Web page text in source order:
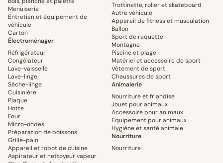
Menuiserie
Entretien et équipement de
véhicule
Carton
Électroménager
Réfrigérateur
Congélateur
Lave-vaisselle
Lave-linge
Sèche-linge
Cuisinière
Plaque
Hotte
Four
Micro-ondes
Préparation de boissons
Grille-pain
Appareil et robot de cuisine
Aspirateur et nettoyeur vapeur
Trottinette, roller et skateboard
Autre véhicule
Appareil de fitness et musculation
Ballon
Sport de raquette
Montagne
Piscine et plage
Matériel et accessoire de sport
Vêtement de sport
Chaussures de sport
Animalerie
Nourriture et friandise
Jouet pour animaux
Accessoire pour animaux
Equipement pour animaux
Hygiène et santé animale
Nourriture
Nourriture